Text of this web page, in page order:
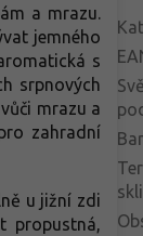
a mrazu.
jemného
s
srpnových
mrazu a
zahradní
u jižní zdi
propustná,